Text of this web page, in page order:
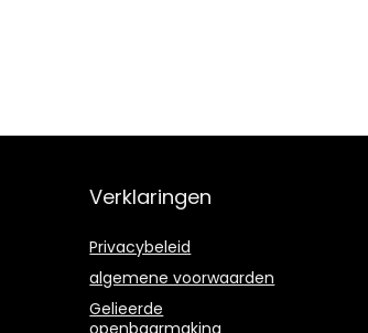
Verklaringen
Privacybeleid
algemene voorwaarden
Gelieerde
openbaarmaking